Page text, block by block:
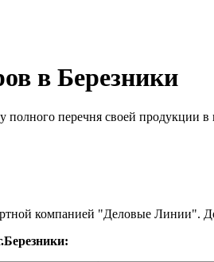
в Березники
полного перечня своей продукции в
компанией "Деловые Линии".